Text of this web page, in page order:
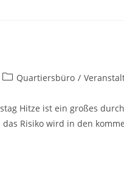
Beitrags-
Quartiersbüro /
Hitze ist ein großes
Risiko wird in den